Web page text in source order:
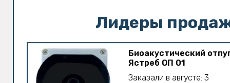
Лидеры
Биоакустический
Ястреб ОП 01
Заказали в августе: 3